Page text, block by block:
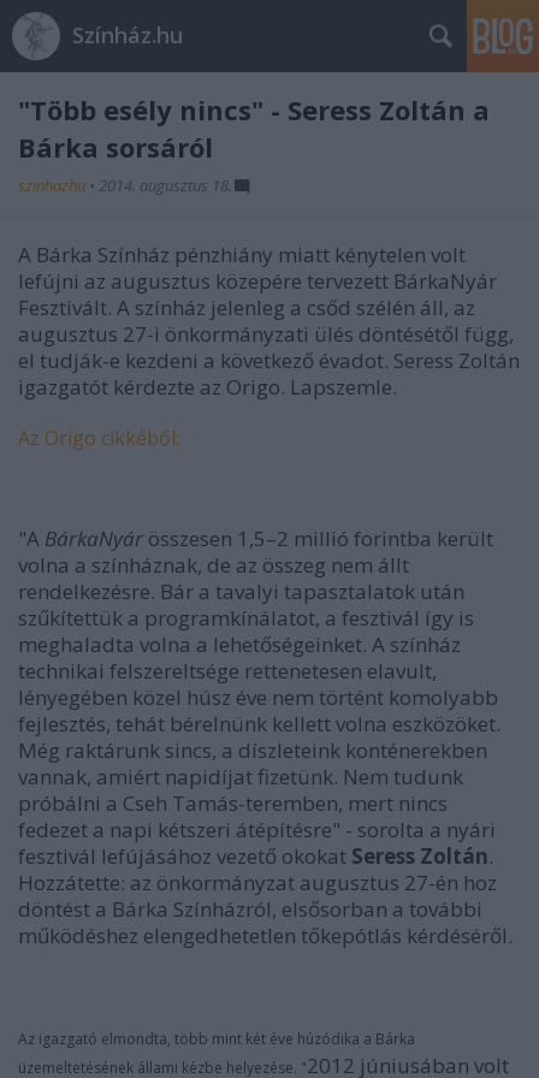
Színház.hu
"Több esély nincs" - Seress Zoltán a
Bárka sorsáról
szinhazhu • 2014. augusztus 18.
A Bárka Színház pénzhiány miatt kénytelen volt
lefújni az augusztus közepére tervezett BárkaNyár
Fesztivált. A színház jelenleg a csőd szélén áll, az
augusztus 27-i önkormányzati ülés döntésétől függ,
el tudják-e kezdeni a következő évadot. Seress Zoltán
igazgatót kérdezte az Origo. Lapszemle.
Az Origo cikkéből:
"A BárkaNyár összesen 1,5–2 millió forintba került
volna a színháznak, de az összeg nem állt
rendelkezésre. Bár a tavalyi tapasztalatok után
szűkítettük a programkínálatot, a fesztivál így is
meghaladta volna a lehetőségeinket. A színház
technikai felszereltsége rettenetesen elavult,
lényegében közel húsz éve nem történt komolyabb
fejlesztés, tehát bérelnünk kellett volna eszközöket.
Még raktárunk sincs, a díszleteink konténerekben
vannak, amiért napidíjat fizetünk. Nem tudunk
próbálni a Cseh Tamás-teremben, mert nincs
fedezet a napi kétszeri átépítésre" - sorolta a nyári
fesztivál lefújásához vezető okokat Seress Zoltán.
Hozzátette: az önkormányzat augusztus 27-én hoz
döntést a Bárka Színházról, elsősorban a további
működéshez elengedhetetlen tőkepótlás kérdéséről.
Az igazgató elmondta, több mint két éve húzódika a Bárka
üzemeltetésének állami kézbe helyezése. "2012 júniusában volt